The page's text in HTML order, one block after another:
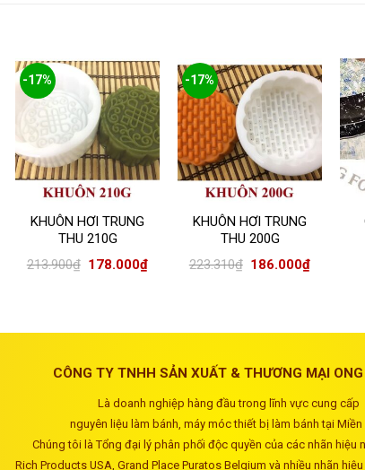
-17%
KHUÔN HƠI TRUNG
THU 210G
213.900₫ 178.000₫
-17%
KHUÔN HƠI TRUNG
THU 200G
223.310₫ 186.000₫
CÔNG TY TNHH SẢN XUẤT & THƯƠNG MẠI
Là doanh nghiệp hàng đầu trong lĩnh vực cung cấp
nguyên liệu làm bánh, máy móc thiết bị làm bánh tại Miền
Chúng tôi là Tổng đại lý phân phối độc quyền của các nhãn hiệu
Rich Products USA, Grand Place Puratos Belgium và nhiều nhãn